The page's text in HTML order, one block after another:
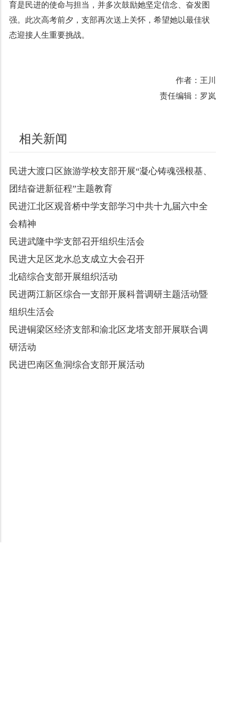
育是民进的使命与担当，并多次鼓励她坚定信念、奋发图
强。此次高考前夕，支部再次送上关怀，希望她以最佳状
态迎接人生重要挑战。
作者：王川
责任编辑：罗岚
相关新闻
民进大渡口区旅游学校支部开展“凝心铸魂强根基、
团结奋进新征程”主题教育
民进江北区观音桥中学支部学习中共十九届六中全
会精神
民进武隆中学支部召开组织生活会
民进大足区龙水总支成立大会召开
北碚综合支部开展组织活动
民进两江新区综合一支部开展科普调研主题活动暨
组织生活会
民进铜梁区经济支部和渝北区龙塔支部开展联合调
研活动
民进巴南区鱼洞综合支部开展活动